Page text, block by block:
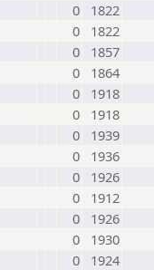
0
1822
0
1822
0
1857
0
1864
0
1918
0
1918
0
1939
0
1936
0
1926
0
1912
0
1926
0
1930
0 1924